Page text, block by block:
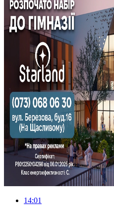
14:01